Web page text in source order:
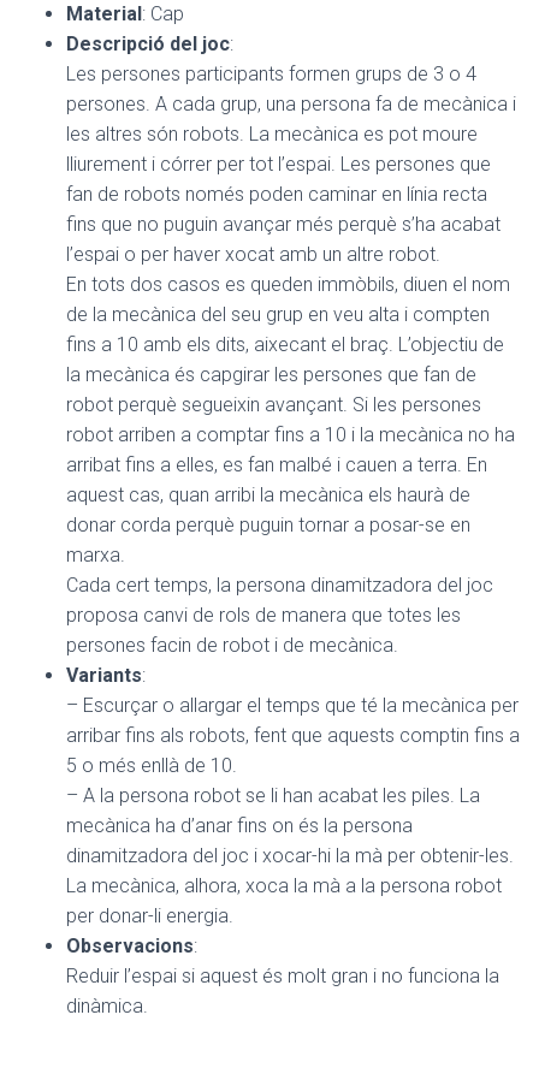
Material: Cap
Descripció del joc:
Les persones participants formen grups de 3 o 4
persones. A cada grup, una persona fa de mecànica i
les altres són robots. La mecànica es pot moure
lliurement i córrer per tot l’espai. Les persones que
fan de robots només poden caminar en línia recta
fins que no puguin avançar més perquè s’ha acabat
l’espai o per haver xocat amb un altre robot.
En tots dos casos es queden immòbils, diuen el nom
de la mecànica del seu grup en veu alta i compten
fins a 10 amb els dits, aixecant el braç. L’objectiu de
la mecànica és capgirar les persones que fan de
robot perquè segueixin avançant. Si les persones
robot arriben a comptar fins a 10 i la mecànica no ha
arribat fins a elles, es fan malbé i cauen a terra. En
aquest cas, quan arribi la mecànica els haurà de
donar corda perquè puguin tornar a posar-se en
marxa.
Cada cert temps, la persona dinamitzadora del joc
proposa canvi de rols de manera que totes les
persones facin de robot i de mecànica.
Variants:
– Escurçar o allargar el temps que té la mecànica per
arribar fins als robots, fent que aquests comptin fins a
5 o més enllà de 10.
– A la persona robot se li han acabat les piles. La
mecànica ha d’anar fins on és la persona
dinamitzadora del joc i xocar-hi la mà per obtenir-les.
La mecànica, alhora, xoca la mà a la persona robot
per donar-li energia.
Observacions:
Reduir l’espai si aquest és molt gran i no funciona la
dinàmica.